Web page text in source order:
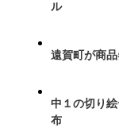
ル
遠賀町が商
中１の切り
布